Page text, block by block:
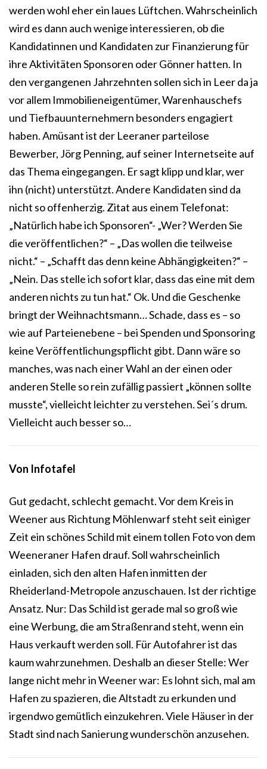
werden wohl eher ein laues Lüftchen. Wahrscheinlich
wird es dann auch wenige interessieren, ob die
Kandidatinnen und Kandidaten zur Finanzierung für
ihre Aktivitäten Sponsoren oder Gönner hatten. In
den vergangenen Jahrzehnten sollen sich in Leer da ja
vor allem Immobilieneigentümer, Warenhauschefs
und Tiefbauunternehmern besonders engagiert
haben. Amüsant ist der Leeraner parteilose
Bewerber, Jörg Penning, auf seiner Internetseite auf
das Thema eingegangen. Er sagt klipp und klar, wer
ihn (nicht) unterstützt. Andere Kandidaten sind da
nicht so offenherzig. Zitat aus einem Telefonat:
„Natürlich habe ich Sponsoren“- „Wer? Werden Sie
die veröffentlichen?“ – „Das wollen die teilweise
nicht.“ – „Schafft das denn keine Abhängigkeiten?“ –
„Nein. Das stelle ich sofort klar, dass das eine mit dem
anderen nichts zu tun hat.“ Ok. Und die Geschenke
bringt der Weihnachtsmann… Schade, dass es – so
wie auf Parteienebene – bei Spenden und Sponsoring
keine Veröffentlichungspflicht gibt. Dann wäre so
manches, was nach einer Wahl an der einen oder
anderen Stelle so rein zufällig passiert „können sollte
musste“, vielleicht leichter zu verstehen. Sei´s drum.
Vielleicht auch besser so…
Von Infotafel
Gut gedacht, schlecht gemacht. Vor dem Kreis in
Weener aus Richtung Möhlenwarf steht seit einiger
Zeit ein schönes Schild mit einem tollen Foto von dem
Weeneraner Hafen drauf. Soll wahrscheinlich
einladen, sich den alten Hafen inmitten der
Rheiderland-Metropole anzuschauen. Ist der richtige
Ansatz. Nur: Das Schild ist gerade mal so groß wie
eine Werbung, die am Straßenrand steht, wenn ein
Haus verkauft werden soll. Für Autofahrer ist das
kaum wahrzunehmen. Deshalb an dieser Stelle: Wer
lange nicht mehr in Weener war: Es lohnt sich, mal am
Hafen zu spazieren, die Altstadt zu erkunden und
irgendwo gemütlich einzukehren. Viele Häuser in der
Stadt sind nach Sanierung wunderschön anzusehen.